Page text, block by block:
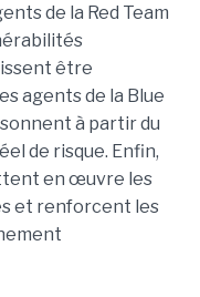
de la Red Team
être
agents de la Blue
à partir du
de risque. Enfin,
en œuvre les
et renforcent les